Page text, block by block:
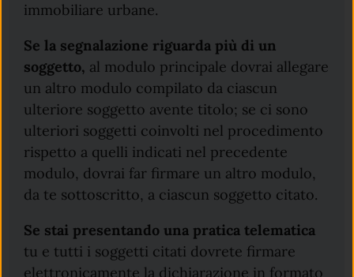
immobiliare urbane.
Se la segnalazione riguarda più di un
soggetto, al modulo principale dovrai allegare
un altro modulo compilato da ciascun
ulteriore soggetto avente titolo; se ci sono
ulteriori soggetti coinvolti nel procedimento
rispetto a quelli indicati nel precedente
modulo, dovrai far firmare un altro modulo,
da te sottoscritto, a ciascun soggetto citato.
Se stai presentando una pratica telematica
tu e tutti i soggetti citati dovrete firmare
elettronicamente la dichiarazione in formato